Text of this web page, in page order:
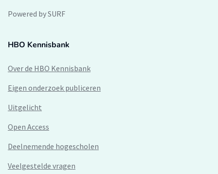
Powered by SURF
HBO Kennisbank
Over de HBO Kennisbank
Eigen onderzoek publiceren
Uitgelicht
Open Access
Deelnemende hogescholen
Veelgestelde vragen